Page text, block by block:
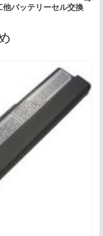
他バッテリーセル交換